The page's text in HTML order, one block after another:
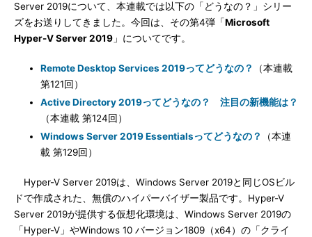
Server 2019について、本連載では以下の「どうなの？」シリー
ズをお送りしてきました。今回は、その第4弾「Microsoft
Hyper-V Server 2019 」についてです。
Remote Desktop Services 2019ってどうなの？
（本連載
第121回）
Active Directory 2019ってどうなの？ 注目の新機能は？
（本連載 第124回）
Windows Server 2019 Essentialsってどうなの？
（本連
載 第129回）
Hyper-V Server 2019は、Windows Server 2019と同じOSビル
ドで作成された、無償のハイパーバイザー製品です。Hyper-V
Server 2019が提供する仮想化環境は、Windows Server 2019の
「Hyper-V」やWindows 10 バージョン1809（x64）の「クライ